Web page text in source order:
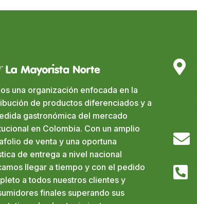
una organización enfocada en la
de productos diferenciados y a
gastronómica del mercado
en Colombia. Con un amplio
de venta y una oportuna
de entrega a nivel nacional
llegar a tiempo y con el pedido
a todos nuestros clientes y
finales superando sus


